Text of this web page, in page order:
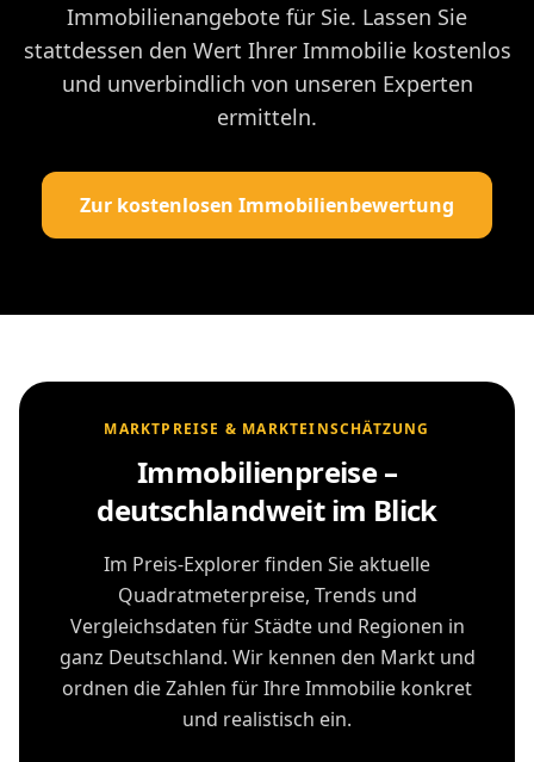
Immobilienangebote für Sie. Lassen Sie
stattdessen den Wert Ihrer Immobilie kostenlos
und unverbindlich von unseren Experten
ermitteln.
Zur kostenlosen Immobilienbewertung
MARKTPREISE & MARKTEINSCHÄTZUNG
Immobilienpreise –
deutschlandweit im Blick
Im Preis-Explorer finden Sie aktuelle
Quadratmeterpreise, Trends und
Vergleichsdaten für Städte und Regionen in
ganz Deutschland. Wir kennen den Markt und
ordnen die Zahlen für Ihre Immobilie konkret
und realistisch ein.